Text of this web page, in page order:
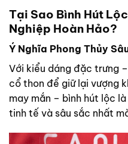
Tại Sao Bình Hút
Nghiệp Hoàn Hảo?
Ý Nghĩa Phong Thủy
Với kiểu dáng đặc trưng
cổ thon để giữ lại vượng
may mắn – bình hút lộc
tinh tế và sâu sắc nhất